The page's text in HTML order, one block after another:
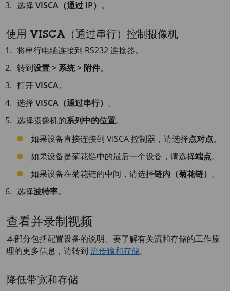
选择VISCA（通过 IP） 。
使用 VISCA（通过串行）控制摄像机
将串行电缆连接到 RS232 连接器。
转到设置 > 系统 > 附件。
打开VISCA。
选择VISCA（通过串行） 。
选择摄像机的系列中的位置。
如果设备直接连接到 VISCA 控制器，请选择点对点。
如果设备是菊花链中的最后一个设备，请选择端点。
如果设备在菊花链的中间，请选择链内（菊花链） 。
选择波特率。
查看并录制视频
本部分包括配置设备的说明。要了解有关流和存储的工作原
理的更多信息，请转到 流传输和存储。
降低带宽和存储